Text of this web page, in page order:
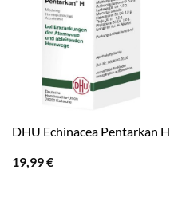
DHU Echinacea Pentarkan H
19,99€